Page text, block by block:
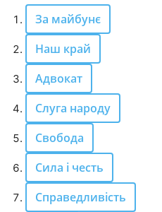
За майбунє
Наш край
Адвокат
Слуга народу
Свобода
Сила і честь
Справедливість